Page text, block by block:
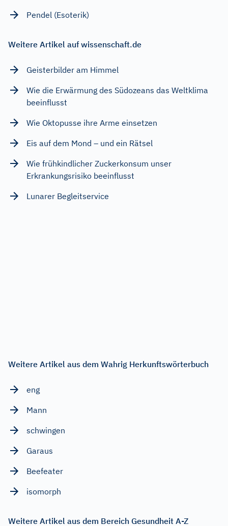
Pendel (Esoterik)
Weitere Artikel auf wissenschaft.de
Geisterbilder am Himmel
Wie die Erwärmung des Südozeans das Weltklima
beeinflusst
Wie Oktopusse ihre Arme einsetzen
Eis auf dem Mond – und ein Rätsel
Wie frühkindlicher Zuckerkonsum unser
Erkrankungsrisiko beeinflusst
Lunarer Begleitservice
Weitere Artikel aus dem Wahrig Herkunftswörterbuch
eng
Mann
schwingen
Garaus
Beefeater
isomorph
Weitere Artikel aus dem Bereich Gesundheit A-Z